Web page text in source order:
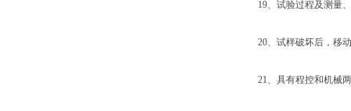
19、试验过程及测量、
20、试样破坏后，移动
21、具有程控和机械两